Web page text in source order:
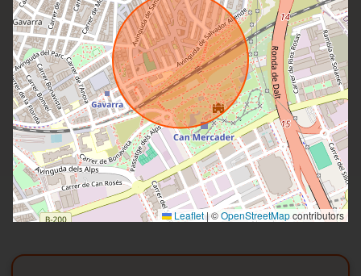
Leaflet|©OpenStreetMapcontributors